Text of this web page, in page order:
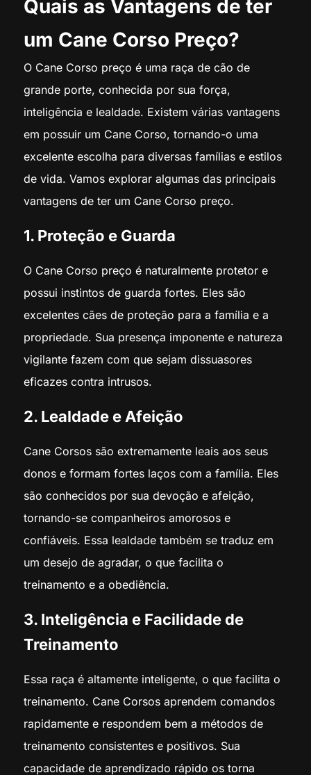
Quais as Vantagens de ter
um Cane Corso Preço?
O Cane Corso preço é uma raça de cão de
grande porte, conhecida por sua força,
inteligência e lealdade. Existem várias vantagens
em possuir um Cane Corso, tornando-o uma
excelente escolha para diversas famílias e estilos
de vida. Vamos explorar algumas das principais
vantagens de ter um Cane Corso preço.
1. Proteção e Guarda
O Cane Corso preço é naturalmente protetor e
possui instintos de guarda fortes. Eles são
excelentes cães de proteção para a família e a
propriedade. Sua presença imponente e natureza
vigilante fazem com que sejam dissuasores
eficazes contra intrusos.
2. Lealdade e Afeição
Cane Corsos são extremamente leais aos seus
donos e formam fortes laços com a família. Eles
são conhecidos por sua devoção e afeição,
tornando-se companheiros amorosos e
confiáveis. Essa lealdade também se traduz em
um desejo de agradar, o que facilita o
treinamento e a obediência.
3. Inteligência e Facilidade de
Treinamento
Essa raça é altamente inteligente, o que facilita o
treinamento. Cane Corsos aprendem comandos
rapidamente e respondem bem a métodos de
treinamento consistentes e positivos. Sua
capacidade de aprendizado rápido os torna